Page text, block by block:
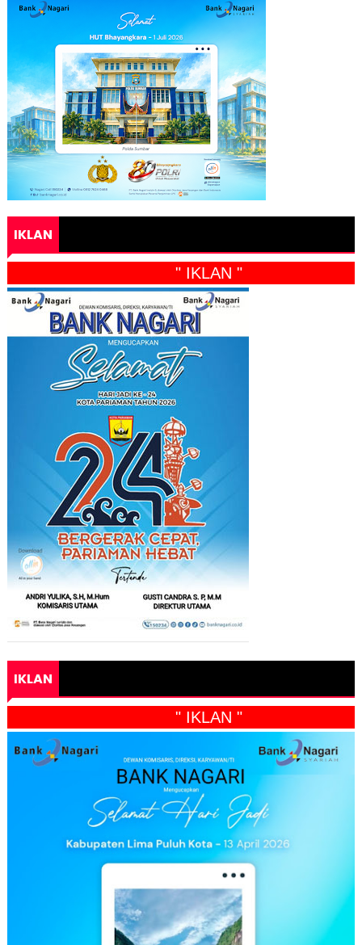
IKLAN
" IKLAN "
IKLAN
" IKLAN "